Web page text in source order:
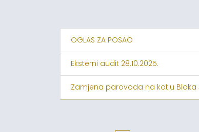
OGLAS ZA POSAO
Eksterni audit 28.10.2025.
Zamjena parovoda na kotlu Bloka